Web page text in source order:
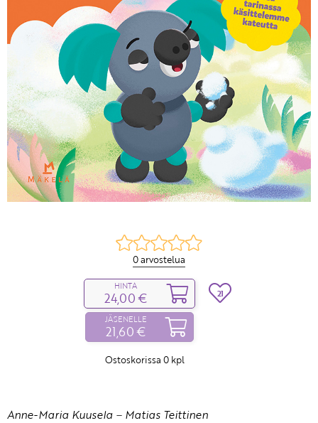
Liity tästä!
0 arvostelua
HINTA
24,00 €
JÄSENELLE
21,60 €
Ostoskorissa 0 kpl
21
Anne-Maria Kuusela – Matias Teittinen